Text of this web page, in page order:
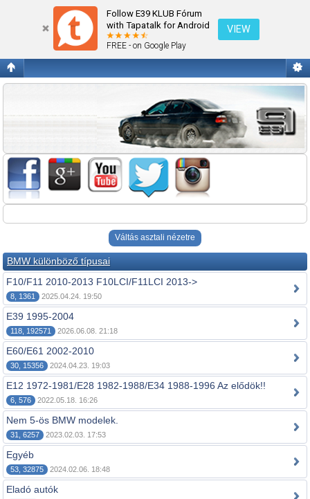
Follow E39 KLUB Fórum
with Tapatalk for Android
FREE - on Google Play
VIEW
Fórum kezdőlap megtekintése
Váltás asztali nézetre
BMW különböző típusai
F10/F11 2010-2013 F10LCI/F11LCI 2013->
8, 1361 2025.04.24. 19:50
E39 1995-2004
118, 192571 2026.06.08. 21:18
E60/E61 2002-2010
30, 15356 2024.04.23. 19:03
E12 1972-1981/E28 1982-1988/E34 1988-1996 Az elődök!!
6, 576 2022.05.18. 16:26
Nem 5-ös BMW modelek.
31, 6257 2023.02.03. 17:53
Egyéb
53, 32875 2024.02.06. 18:48
Eladó autók